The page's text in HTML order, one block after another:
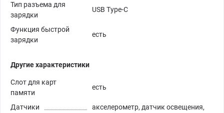
Тип разъема для
зарядки
USB Type-C
Функция быстрой
зарядки
есть
Другие характеристики
Слот для карт
памяти
есть
Датчики
акселерометр, датчик освещения,